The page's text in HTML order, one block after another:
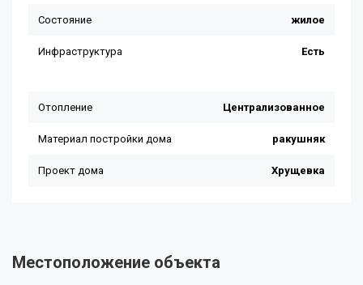
Местоположение объекта